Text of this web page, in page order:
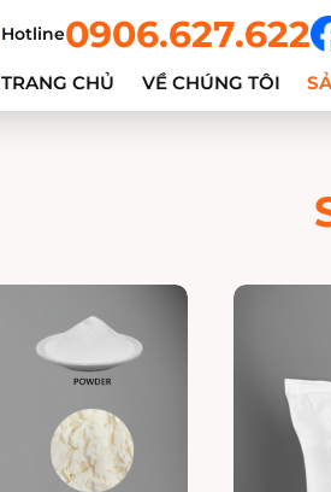
Hotline0906.627.622
TRANG CHỦ VỀ CHÚNG TÔI